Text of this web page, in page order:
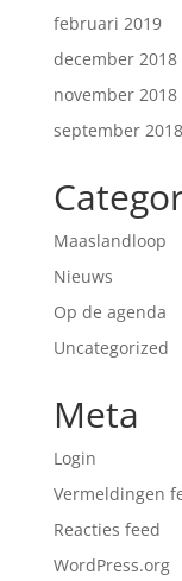
februari 2019
december 2018
november 2018
september 2018
Maaslandloop
Nieuws
Op de agenda
Uncategorized
Meta
Login
Vermeldingen
Reacties feed
WordPress.org